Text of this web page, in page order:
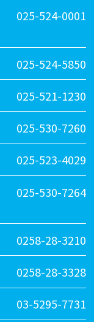
025-524-0001
025-524-5850
025-521-1230
025-530-7260
025-523-4029
025-530-7264
0258-28-3210
0258-28-3328
03-5295-7731